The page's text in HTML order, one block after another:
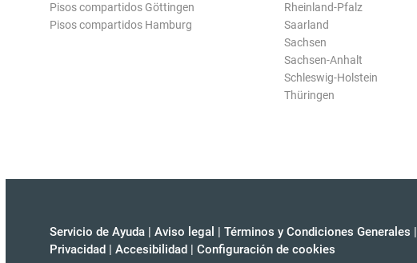
Pisos compartidos Göttingen
Pisos compartidos Hamburg
Rheinland-Pfalz
Saarland
Sachsen
Sachsen-Anhalt
Schleswig-Holstein
Thüringen
Servicio de Ayuda | Aviso legal | Términos y Condiciones Generales |
Privacidad | Accesibilidad | Configuración de cookies